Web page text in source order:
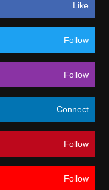
Like
Follow
Follow
Connect
Follow
Follow